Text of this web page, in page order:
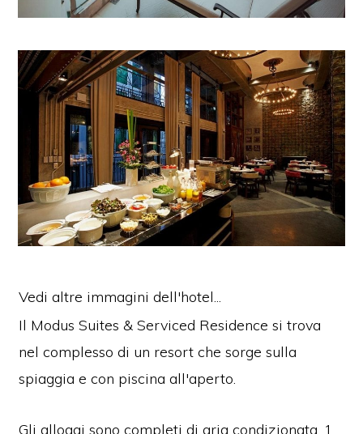
Vedi altre immagini dell'hotel...
Il Modus Suites & Serviced Residence si trova
nel complesso di un resort che sorge sulla
spiaggia e con piscina all'aperto.
Gli alloggi sono completi di aria condizionata, 1